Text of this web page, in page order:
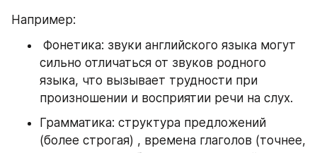
Например:
сильно отличаться от звуков родного
языка, что вызывает трудности при
произношении и восприятии речи на слух.
Грамматика: структура предложений
(более строгая) , времена глаголов (точнее,